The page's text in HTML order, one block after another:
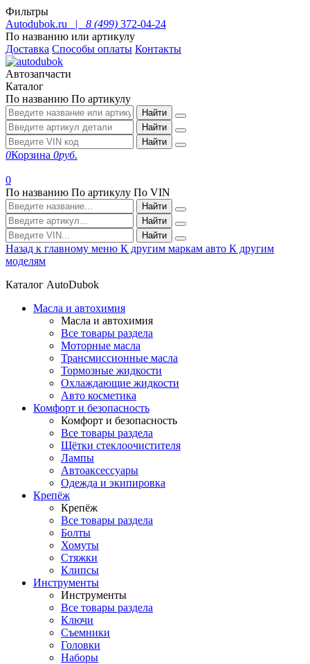
Фильтры
Autodubok.ru |
8 (499) 372-04-24
По названию или артикулу
Доставка Способы оплаты Контакты
Автозапчасти
Каталог
По названию По артикулу
Найти
Найти
Найти
0Корзина 0руб.
0
По названию По артикулу По VIN
Найти
Найти
Найти
Назад к главному меню К другим маркам авто К другим
моделям
Каталог AutoDubok
Масла и автохимия
Масла и автохимия
Все товары раздела
Моторные масла
Трансмиссионные масла
Тормозные жидкости
Охлаждающие жидкости
Авто косметика
Комфорт и безопасность
Комфорт и безопасность
Все товары раздела
Щётки стеклоочистителя
Лампы
Автоаксессуары
Одежда и экипировка
Крепёж
Крепёж
Все товары раздела
Болты
Хомуты
Стяжки
Клипсы
Инструменты
Инструменты
Все товары раздела
Ключи
Съемники
Головки
Наборы